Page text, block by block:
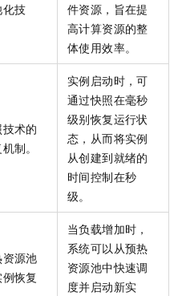
技
件资源，旨在提
高计算资源的整
体使用效率。
术的
制。
实例启动时，可
通过快照在毫秒
级别恢复运行状
态，从而将实例
从创建到就绪的
时间控制在秒
级。
源池
恢复
当负载增加时，
系统可以从预热
资源池中快速调
度并启动新实